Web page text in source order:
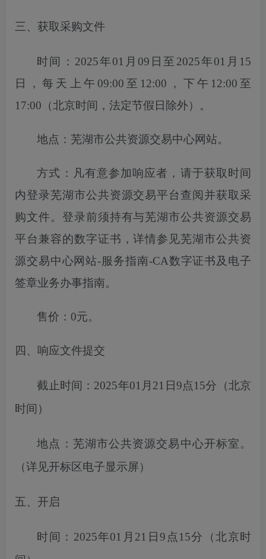
三、获取采购文件
时间： 2025年01月09日至2025年01月15
日
，每天上午 09:00至12:00，下午12:00至
17:00（北京时间，法定节假日除外）。
地点：芜湖市公共资源交易中心网站。
方式：凡有意参加响应者，请于获取时间
内登录芜湖市公共资源交易平台查阅并获取采
购文件。登录前须持有与芜湖市公共资源交易
平台兼容的数字证书，详情参见芜湖市公共资
源交易中心网站-服务指南-CA数字证书及电子
签章业务办事指南。
售价：0元。
四、响应文件提交
截止时间： 2025年01月21日9点15分 （北京
时间）
地点： 芜湖市公共资源交易中心开标室。
（详见开标区电子显示屏）
五、开启
时间： 2025年01月21日9点15分
（北京时